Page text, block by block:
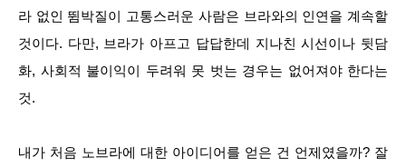
라 없인 뜀박질이 고통스러운 사람은 브라와의 인연을 계속할
것이다. 다만, 브라가 아프고 답답한데 지나친 시선이나 뒷담
화, 사회적 불이익이 두려워 못 벗는 경우는 없어져야 한다는
것.
내가 처음 노브라에 대한 아이디어를 얻은 건 언제였을까? 잘